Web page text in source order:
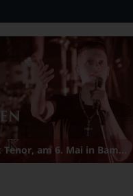
am 6. Mai in Bamberg